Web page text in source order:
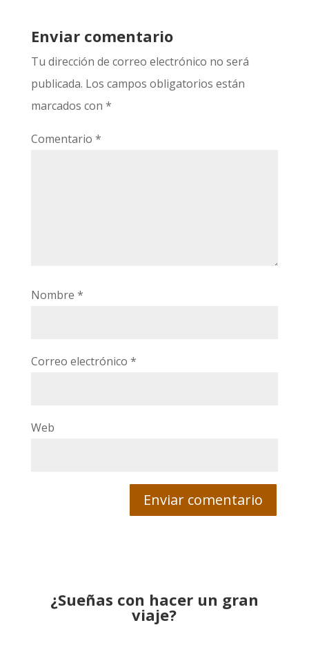
Enviar comentario
Tu dirección de correo electrónico no será
publicada. Los campos obligatorios están
marcados con *
Comentario *
Nombre *
Correo electrónico *
Web
¿Sueñas con hacer un gran
viaje?